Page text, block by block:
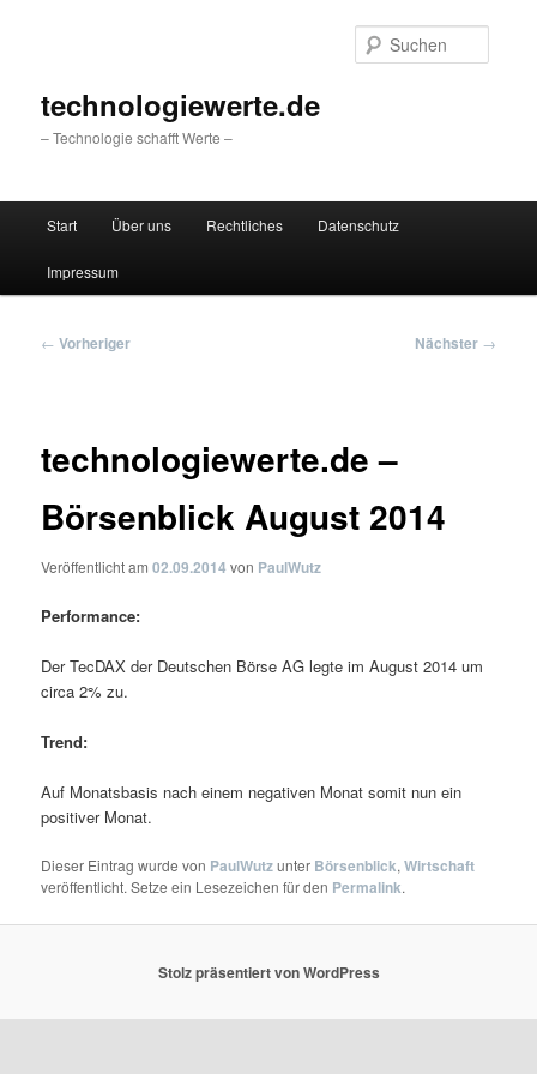
technologiewerte.de
– Technologie schafft Werte –
Start Über uns Rechtliches Datenschutz
Impressum
Beitragsnavigation
← Vorheriger Nächster →
technologiewerte.de –
Börsenblick August 2014
Veröffentlicht am02.09.2014 von PaulWutz
Performance:
Der TecDAX der Deutschen Börse AG legte im August 2014 um
circa 2% zu.
Trend:
Auf Monatsbasis nach einem negativen Monat somit nun ein
positiver Monat.
Dieser Eintrag wurde von PaulWutzunter Börsenblick,Wirtschaft
veröffentlicht. Setze ein Lesezeichen für den Permalink.
Stolz präsentiert von WordPress